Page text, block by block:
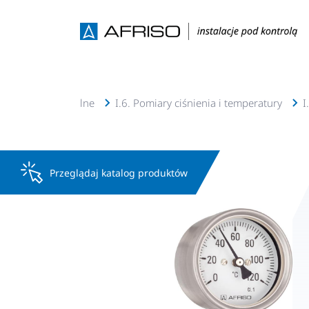
geotermalne I.6. Pomiary ciśnienia i temperatury
Przeglądaj katalog produktów